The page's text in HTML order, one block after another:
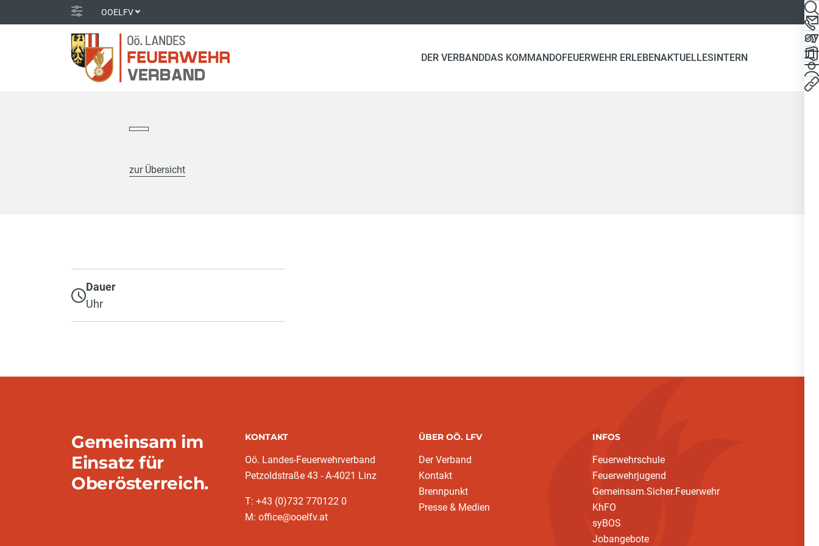
OOELFV
DER VERBANDDAS KOMMANDOFEUERWEHR ERLEBENAKTUELLESINTERN
zur Übersicht
Dauer
Uhr
Gemeinsam im
Einsatz für
Oberösterreich.
KONTAKT
Oö. Landes-Feuerwehrverband
Petzoldstraße 43 - A-4021 Linz
T: +43 (0)732 770122 0
M: office@ooelfv.at
ÜBER OÖ. LFV
Der Verband
Kontakt
Brennpunkt
Presse & Medien
INFOS
Feuerwehrschule
Feuerwehrjugend
Gemeinsam.Sicher.Feuerwehr
KhFO
syBOS
Jobangebote